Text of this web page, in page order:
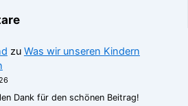
zu Was wir unseren Kindern
Dank für den schönen Beitrag!